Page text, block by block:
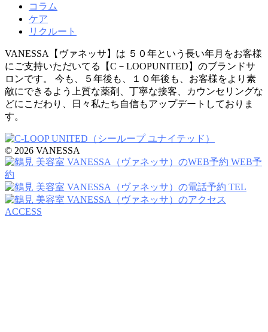
コラム
ケア
リクルート
VANESSA【ヴァネッサ】は ５０年という長い年月をお客様
にご支持いただいてる【C－LOOPUNITED】のブランドサ
ロンです。 今も、５年後も、１０年後も、お客様をより素
敵にできるよう上質な薬剤、丁寧な接客、カウンセリングな
どにこだわり、日々私たち自信もアップデートしておりま
す。
© 2026 VANESSA
WEB予
約
TEL
ACCESS